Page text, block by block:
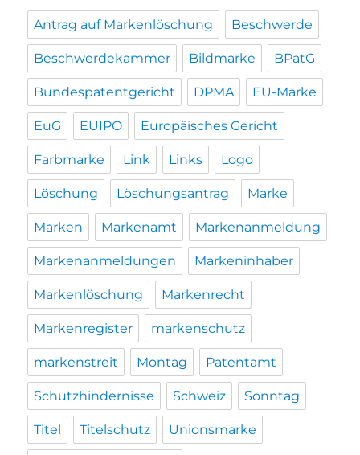
Antrag auf Markenlöschung Beschwerde
Beschwerdekammer Bildmarke BPatG
Bundespatentgericht DPMA EU-Marke
EuG EUIPO Europäisches Gericht
Farbmarke Link Links Logo
Löschung Löschungsantrag Marke
Marken Markenamt Markenanmeldung
Markenanmeldungen Markeninhaber
Markenlöschung Markenrecht
Markenregister markenschutz
markenstreit Montag Patentamt
Schutzhindernisse Schweiz Sonntag
Titel Titelschutz Unionsmarke